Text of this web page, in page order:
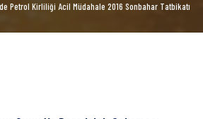
Petrol Kirliliği Acil Müdahale 2016 Sonbahar Tatbikatı